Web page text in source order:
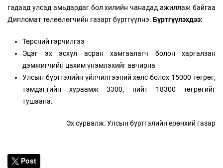
гадаад улсад амьдардаг бол хилийн чанадад ажиллаж байгаа
Дипломат төлөөлөгчийн газарт бүртгүүлнэ. Бүртгүүлэхдээ:
Төрсний гэрчилгээ
Эцэг эх эсхүл асран хамгаалагч болон харгалзан
дэмжигчийн цахим үнэмлэхийг авчирна
Улсын бүртгэлийн үйлчилгээний хөлс болох 15000 төгрөг,
тэмдэгтийн хураамж 3300, нийт 18300 төгрөгийг
тушаана.
Эх сурвалж: Улсын бүртгэлийн ерөнхий газар
Post